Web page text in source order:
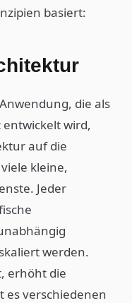
basiert:
die als
wird,
auf die
kleine,
Jeder
werden.
erhöht die
es verschiedenen